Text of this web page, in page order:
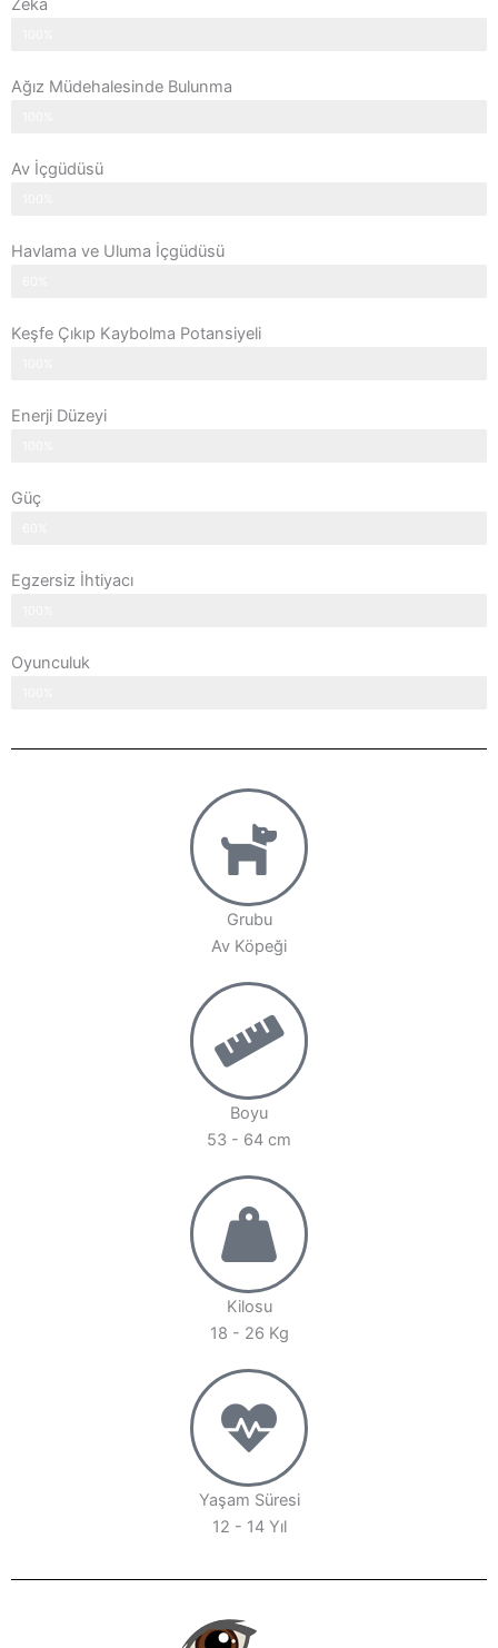
Zeka
Ağız Müdehalesinde Bulunma
Av İçgüdüsü
Havlama ve Uluma İçgüdüsü
Keşfe Çıkıp Kaybolma Potansiyeli
Enerji Düzeyi
Güç
Egzersiz İhtiyacı
Oyunculuk
Grubu
Av Köpeği
Boyu
53 - 64 cm
Kilosu
18 - 26 Kg
Yaşam Süresi
12 - 14 Yıl